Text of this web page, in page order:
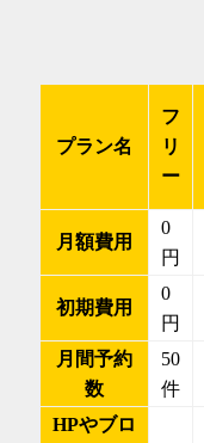
プラン名
フ
リ
ー
月額費用
0
円
初期費用
0
円
月間予約
数
50
件
HPやブロ